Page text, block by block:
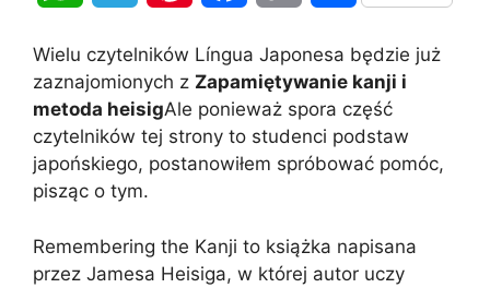
a
t
s
p
l
e
g
a
n
e
e
c
e
b
o
p
y
L
n
a
r
e
Wielu czytelników Língua Japonesa będzie już
zaznajomionych z Zapamiętywanie kanji i
metoda heisigAle ponieważ spora część
czytelników tej strony to studenci podstaw
japońskiego, postanowiłem spróbować pomóc,
pisząc o tym.
Remembering the Kanji to książka napisana
przez Jamesa Heisiga, w której autor uczy